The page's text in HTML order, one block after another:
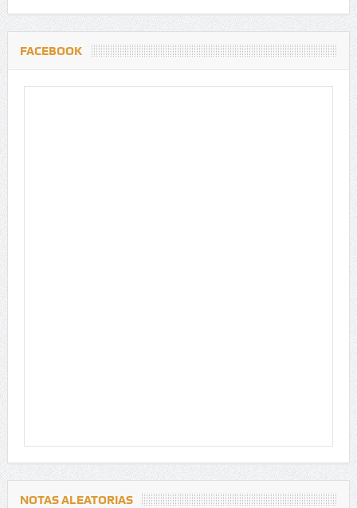
FACEBOOK
NOTAS ALEATORIAS